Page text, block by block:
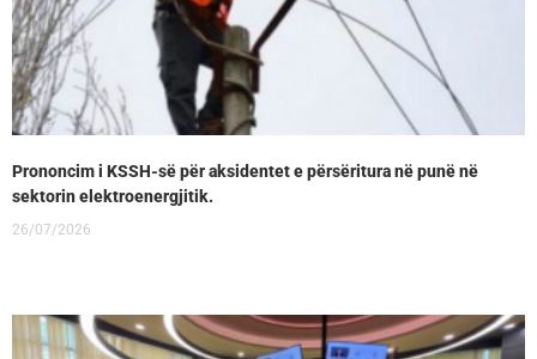
Prononcim i KSSH-së për aksidentet e përsëritura në punë në
sektorin elektroenergjitik.
26/07/2026